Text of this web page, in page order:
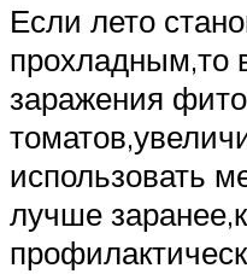
Если лето
прохладным,то
заражения
использовать
лучше